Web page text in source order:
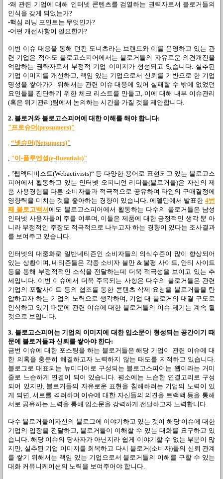
-왜 관련 기업에 대해 인터넷 콘텐츠를 검열하는 권력자로서 블로거들의
인식을 갖게 되었는가?
-핵심 러닝 포인트는 무엇인가?
-어떤 개선사항이 필요한가?
이번 이슈 대응을 통해 던킨 도너츠라는 브랜드와 이를 운영하고 있는 관
련 기업은 적어도 블로고스피어에서는 블로거들의 자유로운 의견개진을
억압하는 권략자로서 부정적 기업 이미지가 형성되고 있습니다. 실추된
기업 이미지를 개선하고, 책임 있는 기업으로서 신뢰를 기반으로 한 기업
명성을 쌓아가기 위해서는 관련 이슈 대응에 있어 실패할 수 밖에 없었던
요인들을 진단하기 위한 체크 리스트를 만들고, 이에 대해 내부 이슈관리
(혹은 위기관리)팀에서 논의하는 시간을 가질 것을 제안합니다.
2. 블로거와 블로고스피어에 대한 이해를 해야 합니다:
"프로슈머(prosumers)"
, “넷슈머(Netsumers)"
, "이-플루엔셜(e-fluentials)"
, "웹엑티비스트(Webactivists)“ 등 다양한 용어로 표현되고 있는 블로고스
피어에서 활동하고 있는 인터넷 오피니언 리더들(블로거들)은 자신의 제
품 사용경험을 다른 소비자들과 적극적으로 공유하며 타인의 구매결정에
영향력을 미치는 것을 좋아하는 경향이 있습니다. 에델만에서 발표한 4번
째 블로고백서에도 블로고스피어에서 활동하는 다수의 블로거들은 남성
인터넷 사용자들이 주를 이루며, 이들은 제품에 대한 긍정적인 생각 뿐 아
니라 부정적인 주장도 적극적으로 나누고자 하는 경향이 있다는 조사결과
를 보여주고 있습니다.
인터넷의 대중화로 일반네티즌인 소비자들의 의식수준이 많이 향상되어
있는 상황이며, 네티즌들은 각종 소비자 불만 & 불평 사이트, 안티 사이트
등을 통해 부정적적인 소식을 전달하는데 더욱 적극성을 보이고 있는 추
세입니다. 이번 이슈에서 더욱 주목되는 사항은 다수의 블로거들은 관련
기업의 포탈사이트 등의 협조를 통한 콘텐츠 삭제 요청을 블로거들을 탄
압하고자 하는 기업의 노력으로 생각하며, 기업 대 블로거의 대결 구도로
인식하고 있기 때문에 관련 이슈에 대한 블로거들의 이슈 제기는 계속 될
것으로 보입니다.
3. 블로고스피어는 기업의 이미지에 대한 입소문이 형성되는 공간이기 때
문에 블로거들과 신뢰를 쌓아야 한다:
금번 이슈에 대한 포스팅을 하는 블로거들은 해당 기업이 관련 이슈에 대
한 의혹을 충분히 해결하고자 노력하지 않는 태도를 지적하고 있습니다.
블로그로 대표되는 뉴미디어로 구성되는 블로고스피어는 웹이라는 거미
줄로 느슨하게 연결이 되어 있습니다. 평소에는 느슨한 연결고리로 구성
되어 있지만, 블로거들의 자유로운 표현을 침해하려는 기업의 노력이 있
게 되면, 서로를 격려하며 이슈에 대한 자신들의 의견을 트랙백 등을 통해
서로 공유하는 노력을 통해 입소문을 강력하게 전달하고자 노력합니다.
다수 블로거들이자신의 블로그에 이야기하고 있는 것이 해당 이슈에 대한
기업의 입장을 전달하고, 블로거들이 이해할 수 있는 대화를 요구하고 있
습니다. 해당 이슈의 당사자가 아닌지라 쉽게 이야기할 수 없는 부분이 많
지만, 실추된 기업 이미지를 회복하고 다시 블로거(소비자)들의 신뢰 관계
를 쌓기 위해서는 책임 있는 기업으로서 블로거들의 이해를 구할 수 있는
대화 커뮤니케이션의 노력을 보여주어야 합니다.